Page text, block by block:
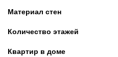
Материал стен
Количество этажей
Квартир в доме